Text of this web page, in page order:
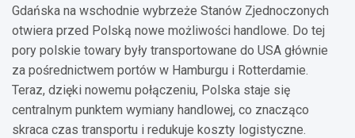
Gdańska na wschodnie wybrzeże Stanów Zjednoczonych
otwiera przed Polską nowe możliwości handlowe. Do tej
pory polskie towary były transportowane do USA głównie
za pośrednictwem portów w Hamburgu i Rotterdamie.
Teraz, dzięki nowemu połączeniu, Polska staje się
centralnym punktem wymiany handlowej, co znacząco
skraca czas transportu i redukuje koszty logistyczne.